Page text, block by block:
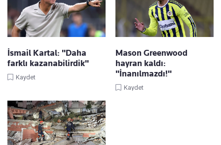
İsmail Kartal: "Daha
farklı kazanabilirdik"
Kaydet
Mason Greenwood
hayran kaldı:
"İnanılmazdı!"
Kaydet